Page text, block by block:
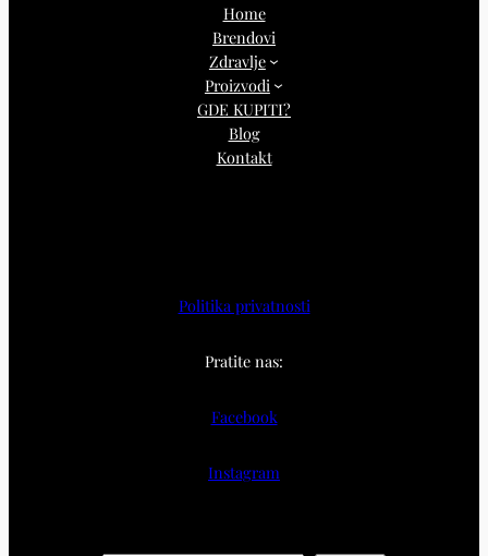
Home
Brendovi
Zdravlje
Proizvodi
GDE KUPITI?
Blog
Kontakt
Politika privatnosti
Pratite nas:
Facebook
Instagram